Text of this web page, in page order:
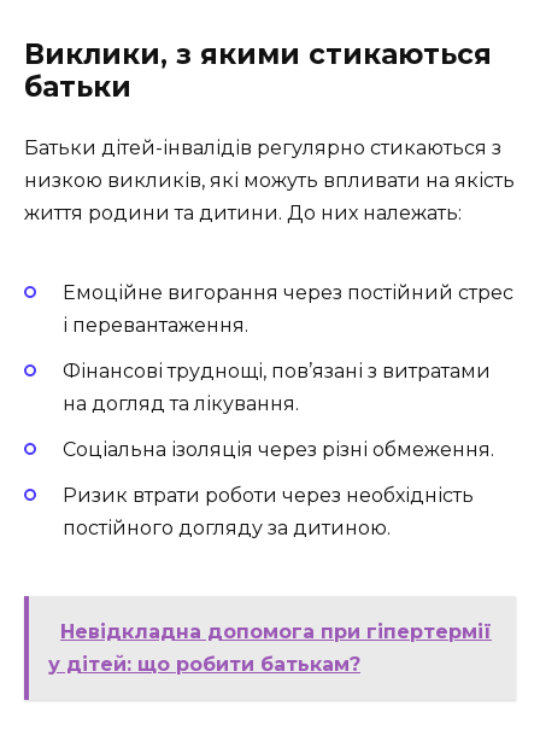
Виклики, з якими стикаються
батьки
Батьки дітей-інвалідів регулярно стикаються з
низкою викликів, які можуть впливати на якість
життя родини та дитини. До них належать:
Емоційне вигорання через постійний стрес
і перевантаження.
Фінансові труднощі, пов’язані з витратами
на догляд та лікування.
Соціальна ізоляція через різні обмеження.
Ризик втрати роботи через необхідність
постійного догляду за дитиною.
Невідкладна допомога при гіпертермії
у дітей: що робити батькам?